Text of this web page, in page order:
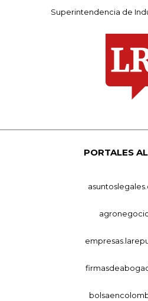
Superintendencia de
PORTALES